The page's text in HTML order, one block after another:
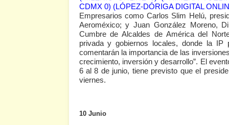
CDMX 0) (LÓPEZ-DÓRIGA DIGITAL
Empresarios como Carlos Slim Helú,
Aeroméxico; y Juan González Moreno,
Cumbre de Alcaldes de América del
privada y gobiernos locales, donde la
comentarán la importancia de las
crecimiento, inversión y desarrollo”. El
6 al 8 de junio, tiene previsto que el
viernes.
10 Junio